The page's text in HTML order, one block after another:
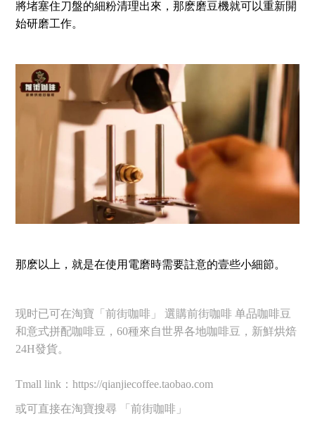
將堵塞住刀盤的細粉清理出來，那麽磨豆機就可以重新開
始研磨工作。
那麽以上，就是在使用電磨時需要註意的壹些小細節。
现时已可在淘寶「前街咖啡」 選購前街咖啡 单品咖啡豆
和意式拼配咖啡豆，60種來自世界各地咖啡豆，新鮮烘焙
24H發貨。
Tmall link：https://qianjiecoffee.taobao.com
或可直接在淘寶搜尋 「前街咖啡」